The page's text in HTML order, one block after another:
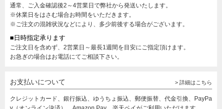
通常、ご入金確認後2～4営業日で弊社から発送いたします。
※休業日をはさむ場合お時間をいただきます。
※ご注文の混雑状況などにより、多少前後する場合がございます。
■日時指定承ります
ご注文日を含めず、2営業日～最長1週間を目安にご指定頂けます。
お急ぎの場合はお電話にてご相談下さい。
お支払いについて > 詳細はこちら
クレジットカード、銀行振込、ゆうちょ振込、郵便振替、代金引換、PayPa